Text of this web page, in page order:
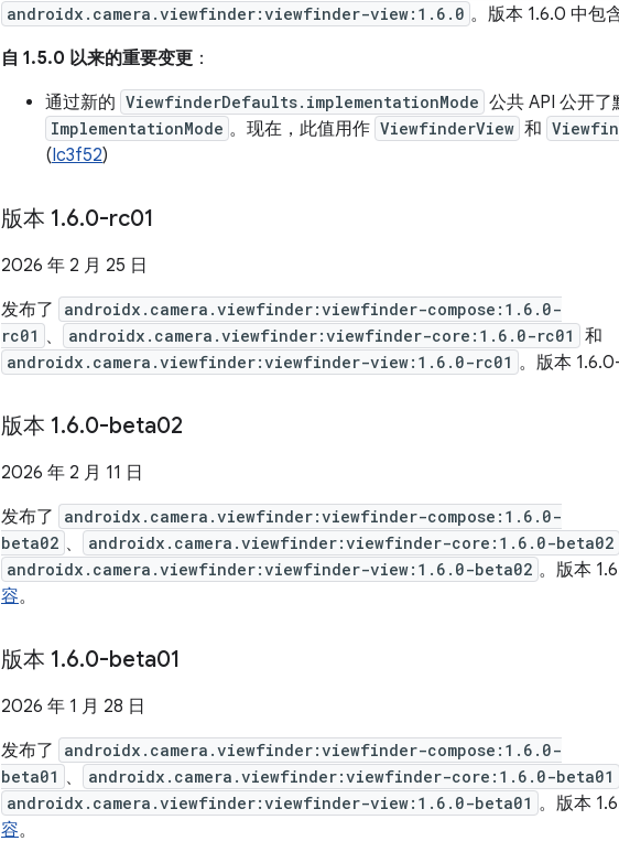
androidx.camera.viewfinder:viewfinder-view:1.6.0 。版本 1.6.0 中包
自 1.5.0 以来的重要变更 ：
通过新的 ViewfinderDefaults.implementationMode 公共 API 公开了
ImplementationMode 。现在，此值用作 ViewfinderView 和
(Ic3f52)
版本 1.6.0-rc01
2026 年 2 月 25 日
发布了
androidx.camera.viewfinder:viewfinder-compose:1.6.0-
rc01 、 androidx.camera.viewfinder:viewfinder-core:1.6.0-rc01 和
androidx.camera.viewfinder:viewfinder-view:1.6.0-rc01 。版本
版本 1.6.0-beta02
2026 年 2 月 11 日
发布了
androidx.camera.viewfinder:viewfinder-compose:1.6.0-
beta02 、 androidx.camera.viewfinder:viewfinder-core:1.6.0-beta02
androidx.camera.viewfinder:viewfinder-view:1.6.0-beta02 。版本
容。
版本 1.6.0-beta01
2026 年 1 月 28 日
发布了
androidx.camera.viewfinder:viewfinder-compose:1.6.0-
beta01 、 androidx.camera.viewfinder:viewfinder-core:1.6.0-beta01
androidx.camera.viewfinder:viewfinder-view:1.6.0-beta01 。版本
容。